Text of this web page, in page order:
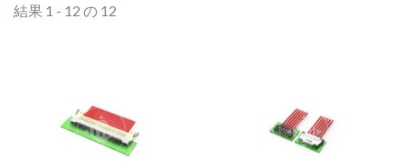
結果 1 - 12 の 12